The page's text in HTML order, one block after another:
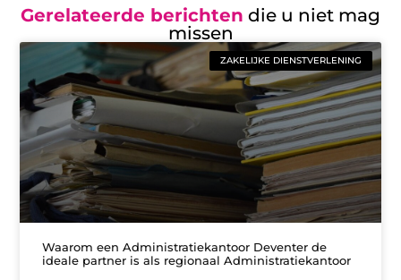
Gerelateerde berichten die u niet mag
missen
ZAKELIJKE DIENSTVERLENING
Waarom een Administratiekantoor Deventer de
ideale partner is als regionaal Administratiekantoor